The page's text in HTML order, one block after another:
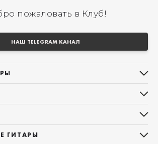
пожаловать в Клуб!
НАШ TELEGRAM КАНАЛ
ГИТАРЫ